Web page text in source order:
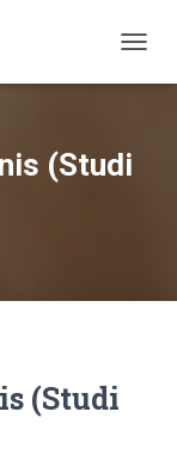
(Studi
(Studi